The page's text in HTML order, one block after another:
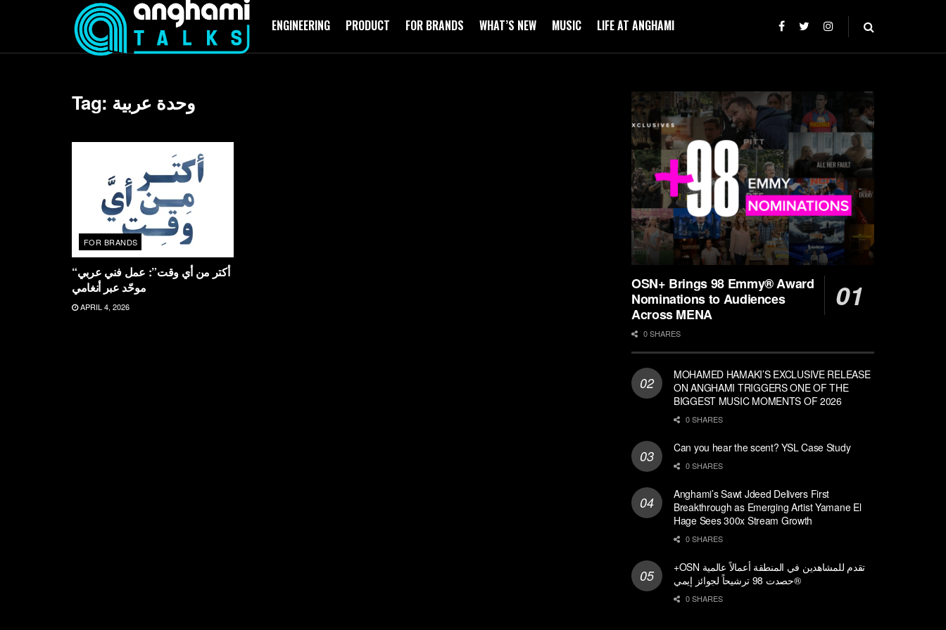
ENGINEERING PRODUCT FOR BRANDS WHAT’S NEW MUSIC LIFE AT ANGHAMI
Tag: وحدة عربية
FOR BRANDS
“أكتر من أي وقت”: عمل فني عربي
موحّد عبر أنغامي
APRIL 4, 2026
OSN+ Brings 98 Emmy® Award
Nominations to Audiences
Across MENA
0 SHARES
MOHAMED HAMAKI’S EXCLUSIVE RELEASE
ON ANGHAMI TRIGGERS ONE OF THE
BIGGEST MUSIC MOMENTS OF 2026
0 SHARES
Can you hear the scent? YSL Case Study
0 SHARES
Anghami’s Sawt Jdeed Delivers First
Breakthrough as Emerging Artist Yamane El
Hage Sees 300x Stream Growth
0 SHARES
+OSN تقدم للمشاهدين في المنطقة أعمالاً عالمية
حصدت 98 ترشيحاً لجوائز إيمي®
0 SHARES